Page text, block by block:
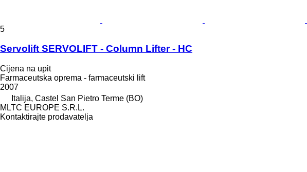
5
Servolift SERVOLIFT - Column Lifter - HC
Cijena na upit
Farmaceutska oprema - farmaceutski lift
2007
Italija, Castel San Pietro Terme (BO)
MLTC EUROPE S.R.L.
Kontaktirajte prodavatelja